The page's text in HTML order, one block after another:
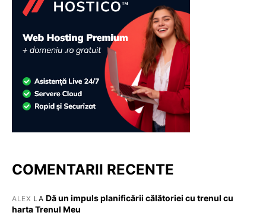
COMENTARII RECENTE
ALEX LA Dă un impuls planificării călătoriei cu trenul cu
harta Trenul Meu